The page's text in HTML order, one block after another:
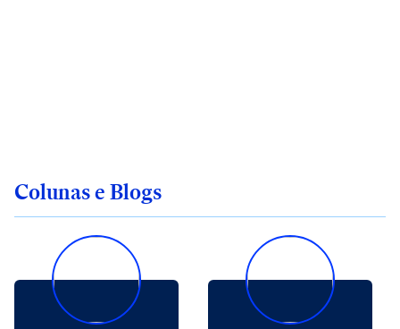
Colunas e Blogs